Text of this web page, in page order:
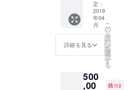
珈琲
カップ
セット
を1個
⑤ベト
ナム児
童支援
施設か
礼状 ※
豆の状
200gを
16パッ
ク。 ②
日の出
農園／
日の出
珈琲か
らのお
ステン
レス製
定：
2019
年04
月
詳細を見る
こ
の
リ
タ
ー
ン
を
選
択
す
る
500
,00 残り2